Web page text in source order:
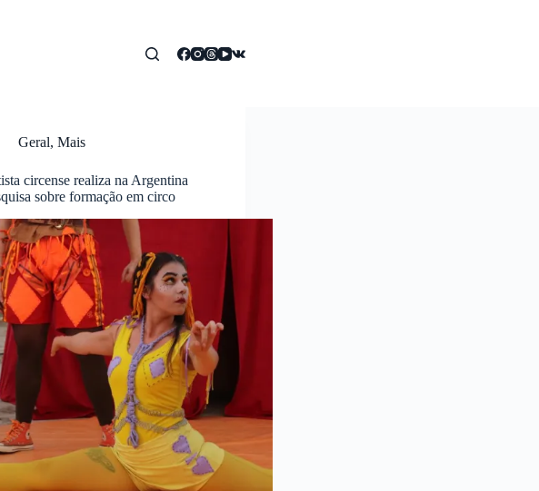
Geral, Mais
circense realiza na Argentina
sobre formação em circo